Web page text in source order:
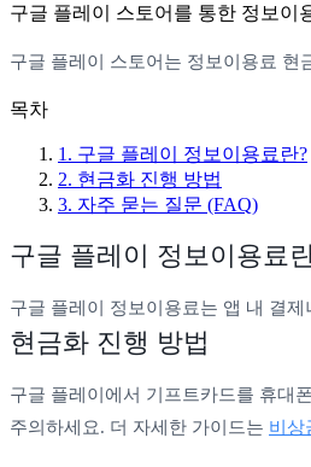
구글 플레이 스토어를 통한 정보이
구글 플레이 스토어는 정보이용료 현
목차
1 . 구글 플레이 정보이용료란?
2. 현금화 진행 방법
3. 자주 묻는 질문 (FAQ)
구글 플레이 정보이용료
구글 플레이 정보이용료는 앱 내 결
현금화 진행 방법
구글 플레이에서 기프트카드를 휴대
주의하세요. 더 자세한 가이드는 비상